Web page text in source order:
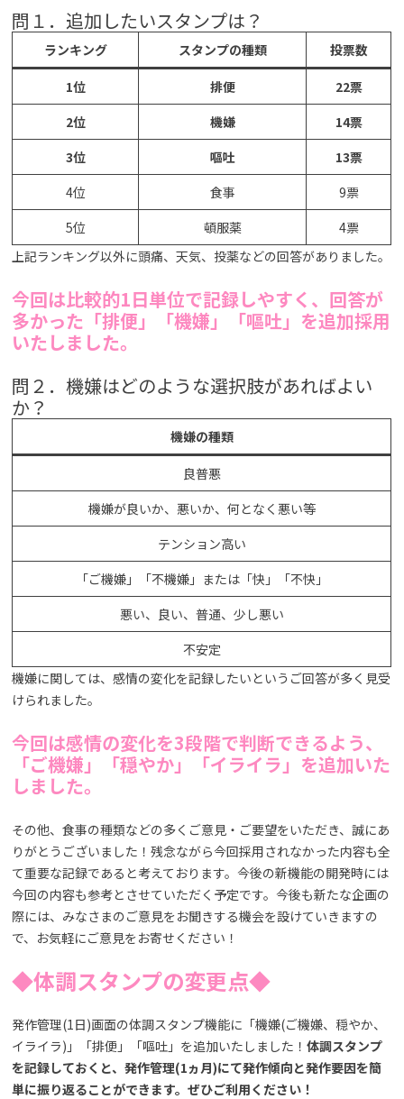
問１．追加したいスタンプは？
ランキング スタンプの種類 投票数
1位 排便
22票
2位
機嫌
14票
3位
嘔吐
13票
4位
食事
9票
5位
頓服薬
4票
上記ランキング以外に頭痛、天気、投薬などの回答がありました。
今回は比較的1日単位で記録しやすく、回答が
多かった「排便」「機嫌」「嘔吐」を追加採用
いたしました。
問２．機嫌はどのような選択肢があればよい
か？
機嫌の種類
良普悪
機嫌が良いか、悪いか、何となく悪い等
テンション高い
「ご機嫌」「不機嫌」または「快」「不快」
悪い、良い、普通、少し悪い
不安定
機嫌に関しては、感情の変化を記録したいというご回答が多く見受
けられました。
今回は感情の変化を3段階で判断できるよう、
「ご機嫌」「穏やか」「イライラ」を追加いた
しました。
その他、食事の種類などの多くご意見・ご要望をいただき、誠にあ
りがとうございました！残念ながら今回採用されなかった内容も全
て重要な記録であると考えております。今後の新機能の開発時には
今回の内容も参考とさせていただく予定です。今後も新たな企画の
際には、みなさまのご意見をお聞きする機会を設けていきますの
で、お気軽にご意見をお寄せください！
◆体調スタンプの変更点◆
発作管理(1日)画面の体調スタンプ機能に「機嫌(ご機嫌、穏やか、
イライラ)」「排便」「嘔吐」を追加いたしました！体調スタンプ
を記録しておくと、発作管理(1ヵ月)にて発作傾向と発作要因を簡
単に振り返ることができます。ぜひご利用ください！